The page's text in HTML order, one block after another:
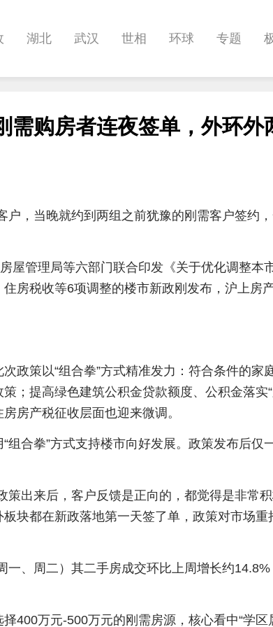
湖北 武汉 世相 环球 专题
帅作文 International 职教院 酒道
需购房者连夜签单，外环外
户，当晚就约到两组之前犹豫的刚需客户签约
屋管理局等六部门联合印发《关于优化调整本
房税收等6项调整的楼市新政刚发布，沪上房
政策以“组合拳”方式精准发力：符合条件的家
；提高绿色建筑公积金贷款额度、公积金落实“
房产税征收层面也迎来微调。
组合拳”方式支持楼市向好发展。政策发布后仅
策出来后，客户反馈是正向的，都觉得是非常
块都在新政落地第一天签了单，政策对市场重
、周二）其二手房成交环比上周增长约
400万元-500万元的刚需房源，核心看中“学区